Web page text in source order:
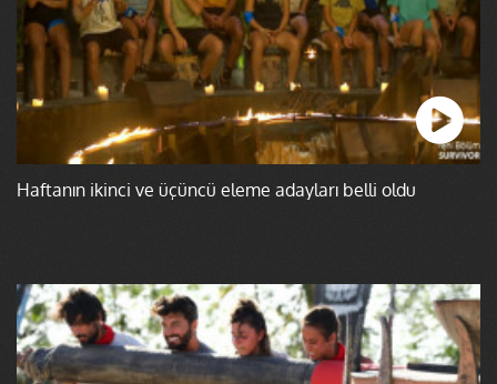
Haftanın ikinci ve üçüncü eleme adayları belli oldu